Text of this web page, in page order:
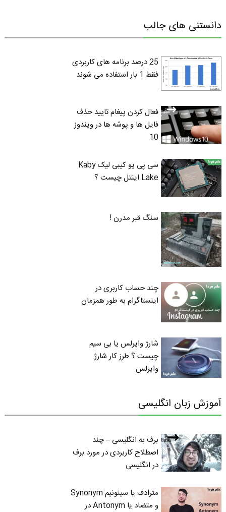
دانستنی های جالب
25 درصد برنامه های کاربردی
فقط 1 بار استفاده می شوند
فعال کردن پیغام تایید حذف
فایل ها و پوشه ها در ویندوز
10
سی پی یو کیبی لیک Kaby
Lake اینتل چیست ؟
سنگ قبر مدرن !
چند حساب کاربری در
اینستاگرام به طور همزمان
شارژ وایرلس یا بی سیم
چیست ؟ طرز کار شارژ
وایرلس
آموزش زبان انگلیسی
برف به انگلیسی – چند
اصطلاح کاربردی در مورد برف
در انگلیسی
مترادف یا سینونیم Synonym
و متضاد یا Antonym در